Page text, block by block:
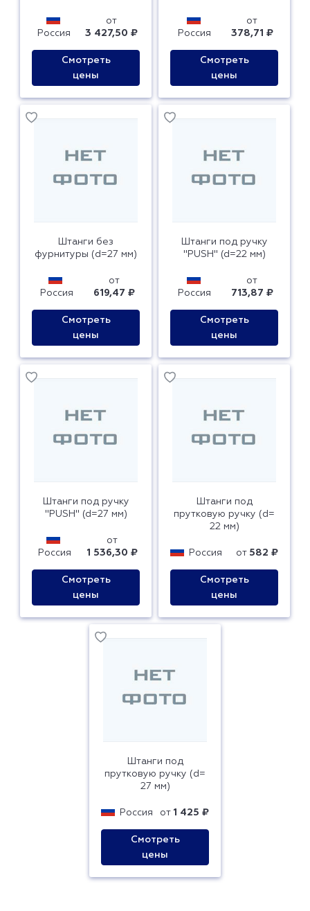
Россия
от
3 427,50 ₽
Смотреть
цены
Россия
от
378,71 ₽
Смотреть
цены
Штанги без
фурнитуры (d=27 мм)
Россия
от
619,47 ₽
Смотреть
цены
Штанги под ручку
"PUSH" (d=22 мм)
Россия
от
713,87 ₽
Смотреть
цены
Штанги под ручку
"PUSH" (d=27 мм)
Россия
от
1 536,30 ₽
Смотреть
цены
Штанги под
прутковую ручку (d=
22 мм)
Россия от 582 ₽
Смотреть
цены
Штанги под
прутковую ручку (d=
27 мм)
Россия от 1 425 ₽
Смотреть
цены